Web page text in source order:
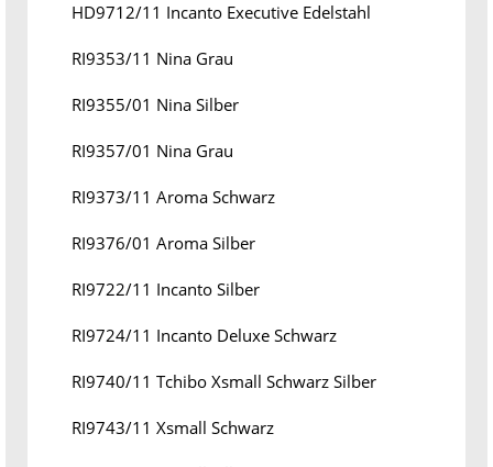
HD9712/11 Incanto Executive Edelstahl
RI9353/11 Nina Grau
RI9355/01 Nina Silber
RI9357/01 Nina Grau
RI9373/11 Aroma Schwarz
RI9376/01 Aroma Silber
RI9722/11 Incanto Silber
RI9724/11 Incanto Deluxe Schwarz
RI9740/11 Tchibo Xsmall Schwarz Silber
RI9743/11 Xsmall Schwarz